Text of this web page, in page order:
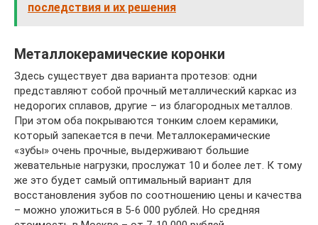
последствия и их решения
Металлокерамические коронки
Здесь существует два варианта протезов: одни
представляют собой прочный металлический каркас из
недорогих сплавов, другие – из благородных металлов.
При этом оба покрываются тонким слоем керамики,
который запекается в печи. Металлокерамические
«зубы» очень прочные, выдерживают большие
жевательные нагрузки, прослужат 10 и более лет. К тому
же это будет самый оптимальный вариант для
восстановления зубов по соотношению цены и качества
– можно уложиться в 5-6 000 рублей. Но средняя